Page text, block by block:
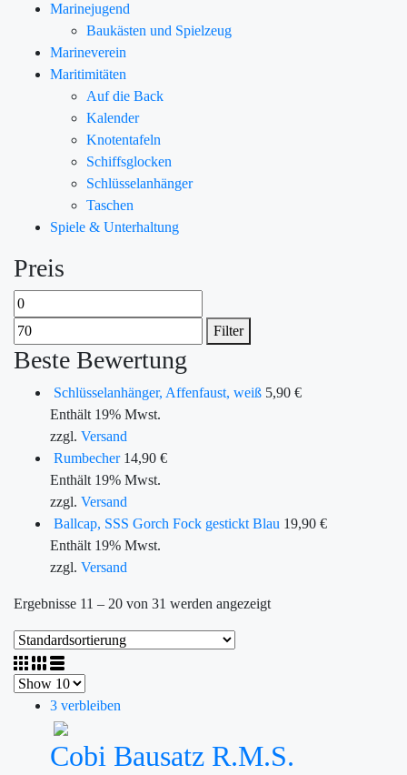
Marinejugend
Baukästen und Spielzeug
Marineverein
Maritimitäten
Auf die Back
Kalender
Knotentafeln
Schiffsglocken
Schlüsselanhänger
Taschen
Spiele & Unterhaltung
Preis
Filter
Beste Bewertung
Schlüsselanhänger, Affenfaust, weiß 5,90 €
Enthält 19% Mwst.
zzgl. Versand
Rumbecher 14,90 €
Enthält 19% Mwst.
zzgl. Versand
Ballcap, SSS Gorch Fock gestickt Blau 19,90 €
Enthält 19% Mwst.
zzgl. Versand
Ergebnisse 11 – 20 von 31 werden angezeigt
3 verbleiben
Cobi Bausatz R.M.S.